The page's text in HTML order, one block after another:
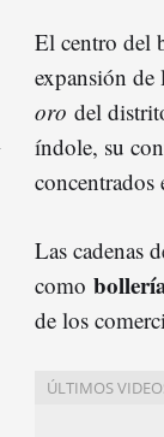
El centro del
expansión de
oro del
índole, su
concentrados
Las cadenas
como
de los